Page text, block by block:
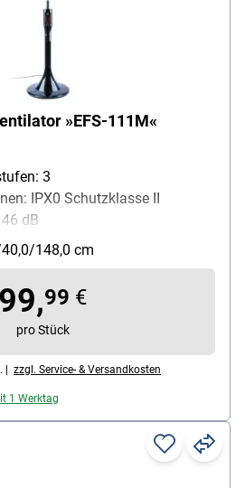
»EFS-111M«
3
IPX0 Schutzklasse II
dB
h
148,0 cm
99,99 €
pro Stück
| zzgl. Service- & Versandkosten
1 Werktag